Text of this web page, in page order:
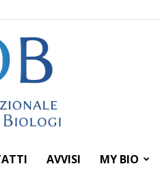
AVVISI MY BIO